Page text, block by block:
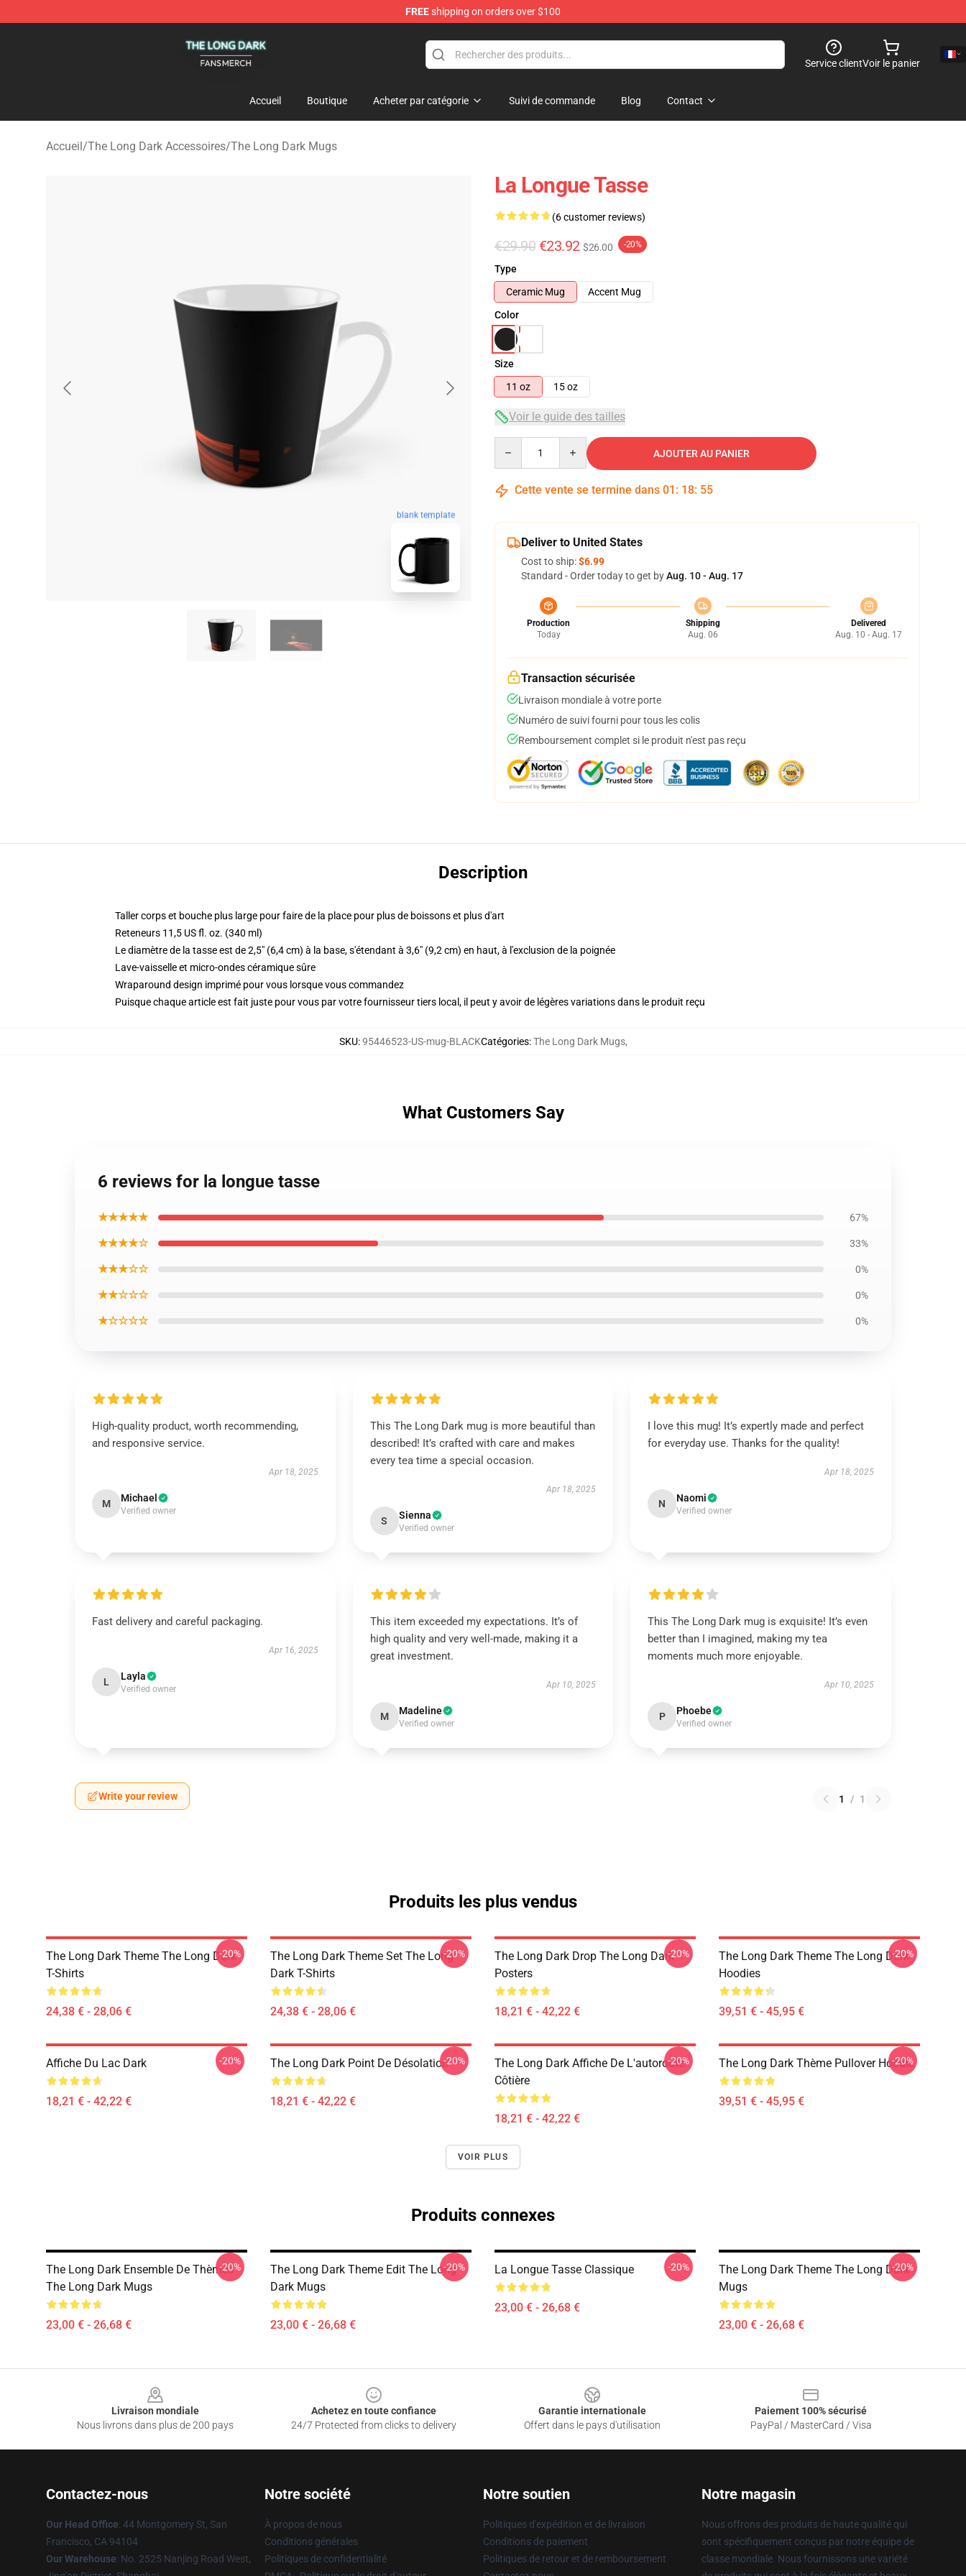
FREEshipping on orders over $100
Service clientVoir le panier
Accueil Boutique Acheter par catégorie Suivi de commande Blog Contact
Accueil/The Long Dark Accessoires/The Long Dark Mugs
blank template
La Longue Tasse
(6 customer reviews)
€29.90 €23.92 $26.00 -20%
Type
Ceramic Mug
Accent Mug
Color
Size
11 oz
15 oz
Voir le guide des tailles
AJOUTER AU PANIER
Cette vente se termine dans 01 : 18: 54
Deliver to United States
Cost to ship:$6.99
Standard - Order today to get byAug. 10 - Aug. 17
Production
Today
Shipping
Aug. 06
Delivered
Aug. 10 - Aug. 17
Transaction sécurisée
Livraison mondiale à votre porte
Numéro de suivi fourni pour tous les colis
Remboursement complet si le produit n'est pas reçu
Description
Taller corps et bouche plus large pour faire de la place pour plus de boissons et plus d'art
Reteneurs 11,5 US fl. oz. (340 ml)
Le diamètre de la tasse est de 2,5" (6,4 cm) à la base, s'étendant à 3,6" (9,2 cm) en haut, à l'exclusion de la poignée
Lave-vaisselle et micro-ondes céramique sûre
Wraparound design imprimé pour vous lorsque vous commandez
Puisque chaque article est fait juste pour vous par votre fournisseur tiers local, il peut y avoir de légères variations dans le produit reçu
SKU:95446523-US-mug-BLACKCatégories:The Long Dark Mugs,
What Customers Say
6 reviews for la longue tasse
★★★★★ 67%
★★★★☆ 33%
★★★☆☆ 0%
★★☆☆☆ 0%
★☆☆☆☆ 0%
High-quality product, worth recommending,
and responsive service.
Apr 18, 2025
M Michael
Verified owner
This The Long Dark mug is more beautiful than
described! It’s crafted with care and makes
every tea time a special occasion.
Apr 18, 2025
S Sienna
Verified owner
I love this mug! It’s expertly made and perfect
for everyday use. Thanks for the quality!
Apr 18, 2025
N Naomi
Verified owner
Fast delivery and careful packaging.
Apr 16, 2025
L Layla
Verified owner
This item exceeded my expectations. It’s of
high quality and very well-made, making it a
great investment.
Apr 10, 2025
M Madeline
Verified owner
This The Long Dark mug is exquisite! It’s even
better than I imagined, making my tea
moments much more enjoyable.
Apr 10, 2025
P Phoebe
Verified owner
Write your review 1 / 1
Produits les plus vendus
The Long Dark Theme The Long Dark
T-Shirts
24,38 € - 28,06 €
-20%
The Long Dark Theme Set The Long
Dark T-Shirts
24,38 € - 28,06 €
-20%
The Long Dark Drop The Long Dark
Posters
18,21 € - 42,22 €
-20%
The Long Dark Theme The Long Dark
Hoodies
39,51 € - 45,95 €
-20%
Affiche Du Lac Dark
18,21 € - 42,22 €
-20% The Long Dark Point De Désolation
18,21 € - 42,22 €
-20%
The Long Dark Affiche De L'autoroute
Côtière
18,21 € - 42,22 €
-20% The Long Dark Thème Pullover Hoodie
39,51 € - 45,95 €
-20%
VOIR PLUS
Produits connexes
The Long Dark Ensemble De Thèmes
The Long Dark Mugs
23,00 € - 26,68 €
-20%
The Long Dark Theme Edit The Long
Dark Mugs
23,00 € - 26,68 €
-20% La Longue Tasse Classique
23,00 € - 26,68 €
-20%
The Long Dark Theme The Long Dark
Mugs
23,00 € - 26,68 €
-20%
Livraison mondiale
Nous livrons dans plus de 200 pays
Achetez en toute confiance
24/7 Protected from clicks to delivery
Garantie internationale
Offert dans le pays d'utilisation
Paiement 100% sécurisé
PayPal / MasterCard / Visa
Contactez-nous
Our Head Office: 44 Montgomery St, San
Francisco, CA 94104
Our Warehouse: No. 2525 Nanjing Road West,
Notre société
À propos de nous
Conditions générales
Politiques de confidentialité
Notre soutien
Politiques d'expédition et de livraison
Conditions de paiement
Politiques de retour et de remboursement
Notre magasin
Nous offrons des produits de haute qualité qui
sont spécifiquement conçus par notre équipe de
classe mondiale. Nous fournissons une variété